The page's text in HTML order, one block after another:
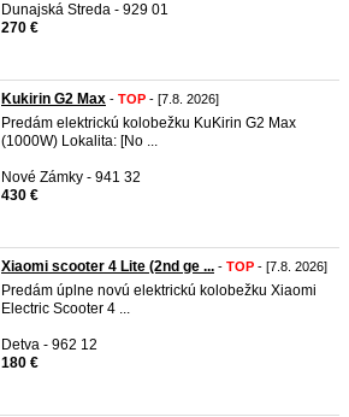
Dunajská Streda - 929 01
270 €
Kukirin G2 Max - TOP - [7.8. 2026]
Predám elektrickú kolobežku KuKirin G2 Max
(1000W) Lokalita: [No ...
Nové Zámky - 941 32
430 €
Xiaomi scooter 4 Lite (2nd ge ... - TOP - [7.8. 2026]
Predám úplne novú elektrickú kolobežku Xiaomi
Electric Scooter 4 ...
Detva - 962 12
180 €